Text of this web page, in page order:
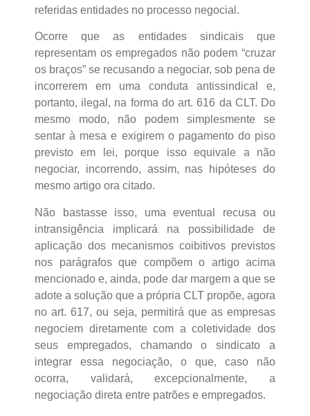
referidas entidades no processo negocial.
Ocorre que as entidades sindicais que
representam os empregados não podem “cruzar
os braços” se recusando a negociar, sob pena de
incorrerem em uma conduta antissindical e,
portanto, ilegal, na forma do art. 616 da CLT. Do
mesmo modo, não podem simplesmente se
sentar à mesa e exigirem o pagamento do piso
previsto em lei, porque isso equivale a não
negociar, incorrendo, assim, nas hipóteses do
mesmo artigo ora citado.
Não bastasse isso, uma eventual recusa ou
intransigência implicará na possibilidade de
aplicação dos mecanismos coibitivos previstos
nos parágrafos que compõem o artigo acima
mencionado e, ainda, pode dar margem a que se
adote a solução que a própria CLT propõe, agora
no art. 617, ou seja, permitirá que as empresas
negociem diretamente com a coletividade dos
seus empregados, chamando o sindicato a
integrar essa negociação, o que, caso não
ocorra, validará, excepcionalmente, a
negociação direta entre patrões e empregados.